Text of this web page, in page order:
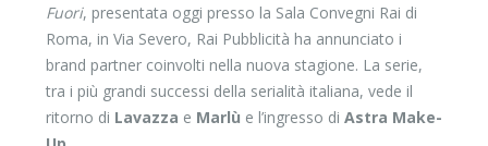
Fuori, presentata oggi presso la Sala Convegni Rai di
Roma, in Via Severo, Rai Pubblicità ha annunciato i
brand partner coinvolti nella nuova stagione. La serie,
tra i più grandi successi della serialità italiana, vede il
ritorno di Lavazza e Marlù e l’ingresso di Astra Make-